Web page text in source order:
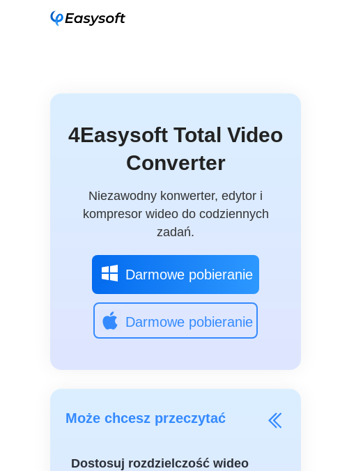
4Easysoft Total Video
Converter
Niezawodny konwerter, edytor i
kompresor wideo do codziennych
zadań.
Darmowe pobieranie
Darmowe pobieranie
Może chcesz przeczytać
Dostosuj rozdzielczość wideo